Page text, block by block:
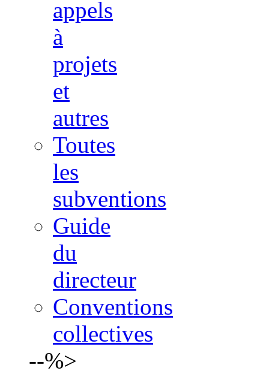
appels
à
projets
et
autres
Toutes
les
subventions
Guide
du
directeur
Conventions
collectives
--%>